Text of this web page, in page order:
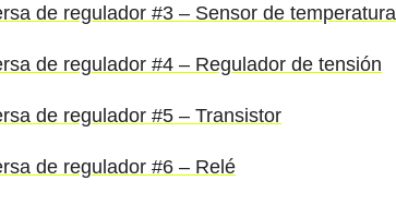
de regulador #3 – Sensor de temperatura
de regulador #4 – Regulador de tensión
de regulador #5 – Transistor
de regulador #6 – Relé